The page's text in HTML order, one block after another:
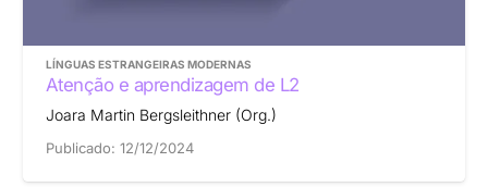
LÍNGUAS ESTRANGEIRAS MODERNAS
Atenção e aprendizagem de L2
Joara Martin Bergsleithner (Org.)
Publicado: 12/12/2024